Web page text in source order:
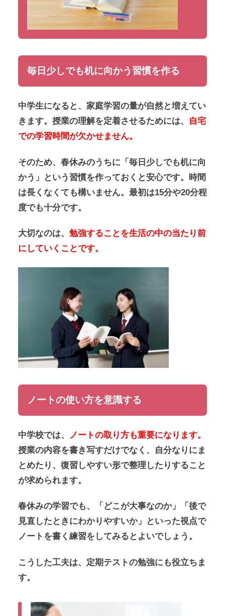
毎日少しでも机に向かう習慣を作る
中学生になると、家庭学習の量が自然と増えてい
きます。授業の理解を定着させるためには、
自宅
での学習時間が欠かせません。
そのため、春休みのうちに「毎日少しでも机に向
かう」という習慣を作っておくと安心です。時間
は長くなくても構いません。最初は15分や20分程
度でも十分です。
大切なのは、 勉強することを生活の中の当たり前
にしていくことです。
ノートの使い方を意識する
中学校では、
ノートの取り方も重要になります。
授業の内容を書き写すだけでなく、自分なりにま
とめたり、復習しやすい形で整理したりすること
が求められます。
春休みの学習でも、「どこが大事なのか」「後で
見直したときにわかりやすいか」といった視点で
ノートを書く練習をしてみるとよいでしょう。
こうした工夫は、定期テストの勉強にも役立ちま
す。